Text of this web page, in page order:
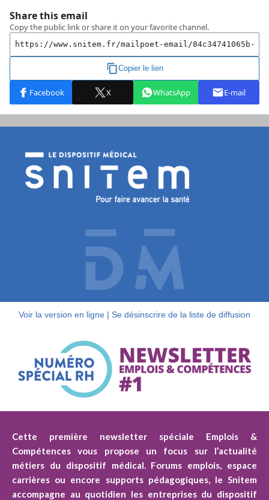
Voir la version en ligne | Se désinscrire de la liste de diffusion
Cette première newsletter spéciale Emplois &
Compétences vous propose un focus sur l’actualité
métiers du dispositif médical. Forums emplois, espace
carrières ou encore supports pédagogiques, le Snitem
accompagne au quotidien les entreprises du dispositif